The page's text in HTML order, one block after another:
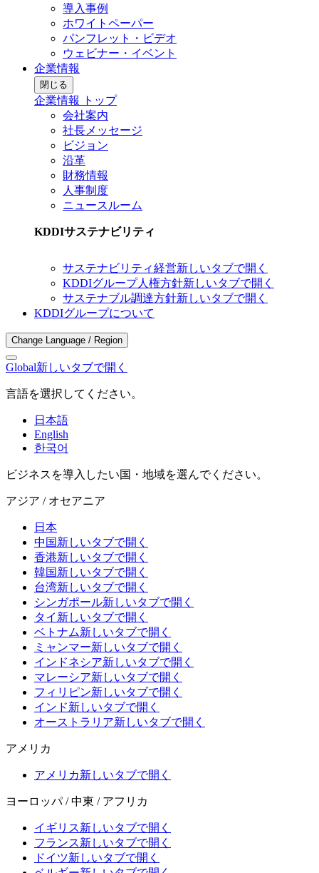
導入事例
ホワイトペーパー
パンフレット・ビデオ
ウェビナー・イベント
企業情報
閉じる
企業情報 トップ
会社案内
社長メッセージ
ビジョン
沿革
財務情報
人事制度
ニュースルーム
KDDIサステナビリティ
サステナビリティ経営新しいタブで開く
KDDIグループ人権方針新しいタブで開く
サステナブル調達方針新しいタブで開く
KDDIグループについて
Change Language / Region
Global新しいタブで開く
言語を選択してください。
日本語
English
한국어
ビジネスを導入したい国・地域を選んでください。
アジア / オセアニア
日本
中国新しいタブで開く
香港新しいタブで開く
韓国新しいタブで開く
台湾新しいタブで開く
シンガポール新しいタブで開く
タイ 新しいタブで開く
ベトナム新しいタブで開く
ミャンマー新しいタブで開く
インドネシア新しいタブで開く
マレーシア新しいタブで開く
フィリピン新しいタブで開く
インド新しいタブで開く
オーストラリア新しいタブで開く
アメリカ
アメリカ新しいタブで開く
ヨーロッパ / 中東 / アフリカ
イギリス新しいタブで開く
フランス新しいタブで開く
ドイツ新しいタブで開く